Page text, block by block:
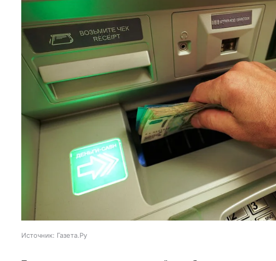
Источник: Газета.Ру